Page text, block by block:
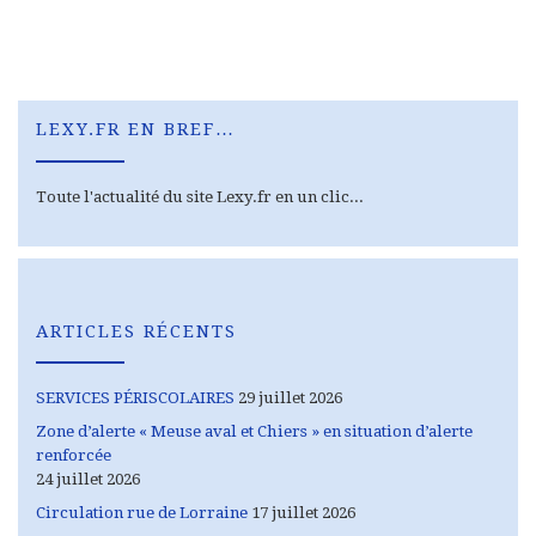
LEXY.FR EN BREF…
Toute l'actualité du site Lexy.fr en un clic...
ARTICLES RÉCENTS
SERVICES PÉRISCOLAIRES 29 juillet 2026
Zone d’alerte « Meuse aval et Chiers » en situation d’alerte
renforcée
24 juillet 2026
Circulation rue de Lorraine 17 juillet 2026